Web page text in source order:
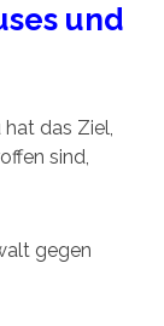
und
hat das Ziel,
sind,
gegen